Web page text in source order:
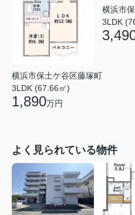
横浜市保土ケ谷区藤塚町
3LDK (67.66㎡)
1,890万円
横浜市
3LDK
よく見られている物件